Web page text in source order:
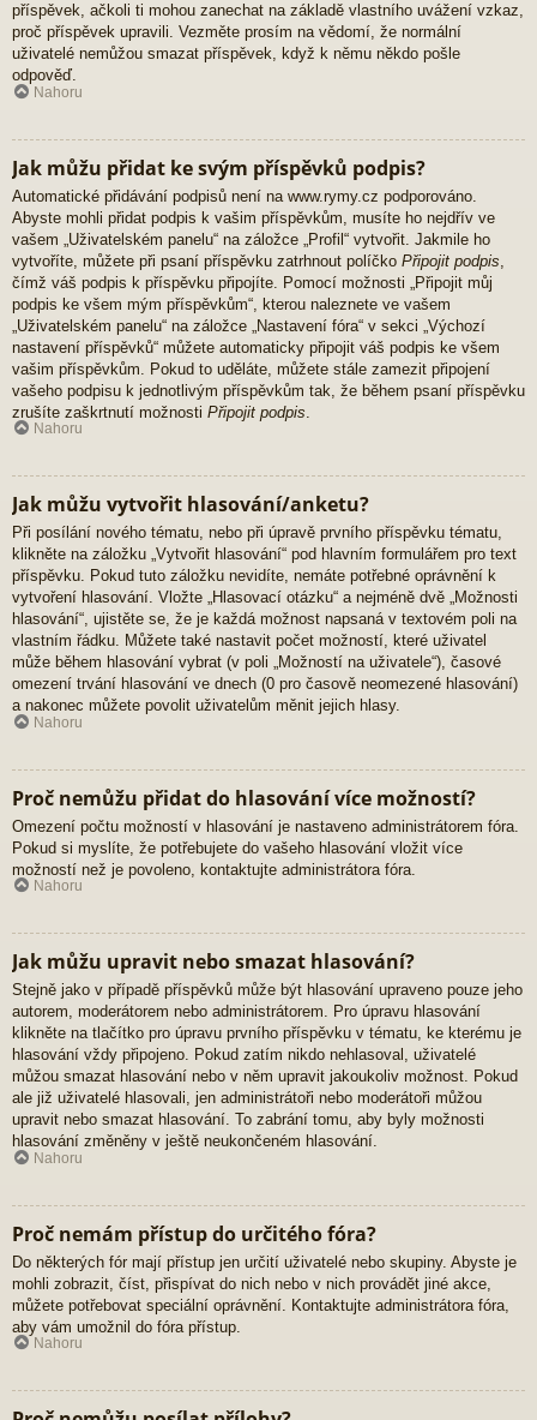
příspěvek, ačkoli ti mohou zanechat na základě vlastního uvážení vzkaz,
proč příspěvek upravili. Vezměte prosím na vědomí, že normální
uživatelé nemůžou smazat příspěvek, když k němu někdo pošle
odpověď.
Nahoru
Jak můžu přidat ke svým příspěvků podpis?
Automatické přidávání podpisů není na www.rymy.cz podporováno.
Abyste mohli přidat podpis k vašim příspěvkům, musíte ho nejdřív ve
vašem „Uživatelském panelu“ na záložce „Profil“ vytvořit. Jakmile ho
vytvoříte, můžete při psaní příspěvku zatrhnout políčko Připojit podpis
čímž váš podpis k příspěvku připojíte. Pomocí možnosti „Připojit můj
podpis ke všem mým příspěvkům“, kterou naleznete ve vašem
„Uživatelském panelu“ na záložce „Nastavení fóra“ v sekci „Výchozí
nastavení příspěvků“ můžete automaticky připojit váš podpis ke všem
vašim příspěvkům. Pokud to uděláte, můžete stále zamezit připojení
vašeho podpisu k jednotlivým příspěvkům tak, že během psaní příspěvku
zrušíte zaškrtnutí možnosti Připojit podpis
Nahoru
Jak můžu vytvořit hlasování/anketu?
Při posílání nového tématu, nebo při úpravě prvního příspěvku tématu,
klikněte na záložku „Vytvořit hlasování“ pod hlavním formulářem pro text
příspěvku. Pokud tuto záložku nevidíte, nemáte potřebné oprávnění k
vytvoření hlasování. Vložte „Hlasovací otázku“ a nejméně dvě „Možnosti
hlasování“, ujistěte se, že je každá možnost napsaná v textovém poli na
vlastním řádku. Můžete také nastavit počet možností, které uživatel
může během hlasování vybrat (v poli „Možností na uživatele“), časové
omezení trvání hlasování ve dnech (0 pro časově neomezené hlasování)
a nakonec můžete povolit uživatelům měnit jejich hlasy.
Nahoru
Proč nemůžu přidat do hlasování více možností?
Omezení počtu možností v hlasování je nastaveno administrátorem fóra.
Pokud si myslíte, že potřebujete do vašeho hlasování vložit více
možností než je povoleno, kontaktujte administrátora fóra.
Nahoru
Jak můžu upravit nebo smazat hlasování?
Stejně jako v případě příspěvků může být hlasování upraveno pouze jeho
autorem, moderátorem nebo administrátorem. Pro úpravu hlasování
klikněte na tlačítko pro úpravu prvního příspěvku v tématu, ke kterému je
hlasování vždy připojeno. Pokud zatím nikdo nehlasoval, uživatelé
můžou smazat hlasování nebo v něm upravit jakoukoliv možnost. Pokud
ale již uživatelé hlasovali, jen administrátoři nebo moderátoři můžou
upravit nebo smazat hlasování. To zabrání tomu, aby byly možnosti
hlasování změněny v ještě neukončeném hlasování.
Nahoru
Proč nemám přístup do určitého fóra?
Do některých fór mají přístup jen určití uživatelé nebo skupiny. Abyste je
mohli zobrazit, číst, přispívat do nich nebo v nich provádět jiné akce,
můžete potřebovat speciální oprávnění. Kontaktujte administrátora fóra,
aby vám umožnil do fóra přístup.
Nahoru